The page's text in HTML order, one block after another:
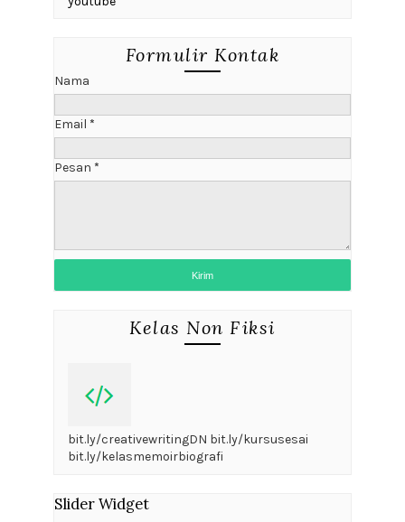
Formulir Kontak
Nama
Email *
Pesan *
Kelas Non Fiksi
bit.ly/creativewritingDN bit.ly/kursusesai
bit.ly/kelasmemoirbiografi
Slider Widget